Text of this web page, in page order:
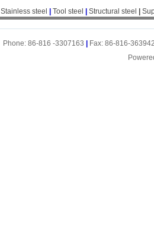
Stainless steel Tool steel Structural steel
Phone: 86-816 -3307163
Fax: 86-816-